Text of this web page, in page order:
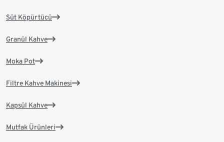
Süt Köpürtücü
Granül Kahve
Moka Pot
Filtre Kahve Makinesi
Kapsül Kahve
Mutfak Ürünleri